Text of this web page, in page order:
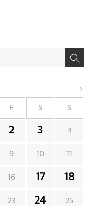
F S S
2 3 4
9 10 11
16 17 18
23 24 25